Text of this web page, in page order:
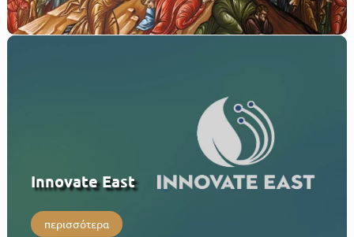
Innovate East
περισσότερα